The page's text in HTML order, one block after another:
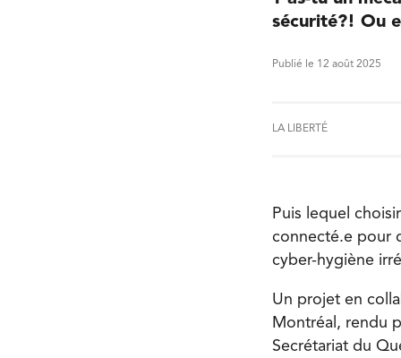
sécurité?! Ou
Publié le 12 août 2025
LA LIBERTÉ
Puis lequel
connecté.e pour
cyber-hygiène
Un projet en
Montréal, rendu
Secrétariat du